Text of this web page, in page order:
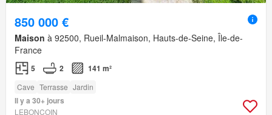
850 000 €
Maison à 92500, Rueil-Malmaison, Hauts-de-Seine, Île-de-
France
5 2 141 m²
Cave Terrasse Jardin
Il y a 30+ jours
LEBONCOIN